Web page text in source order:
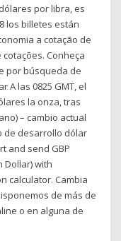
por libra, es
los billetes están
a cotação de
Conheça
por búsqueda de
A las 0825 GMT, el
la onza, tras
– cambio actual
de desarrollo dólar
and send GBP
Dollar) with
calculator. Cambia
de más de
o en alguna de